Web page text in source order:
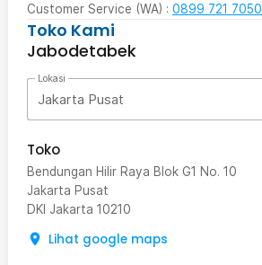
Customer Service (WA) : 0899 721 7050
Toko Kami
Jabodetabek
Lokasi
Jakarta Pusat
Toko
Bendungan Hilir Raya Blok G1 No. 10
Jakarta Pusat
DKI Jakarta 10210
Lihat google maps